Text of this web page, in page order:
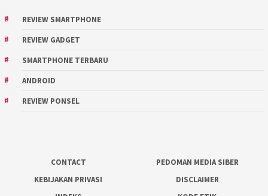
REVIEW SMARTPHONE
REVIEW GADGET
SMARTPHONE TERBARU
ANDROID
REVIEW PONSEL
CONTACT
PEDOMAN MEDIA SIBER
KEBIJAKAN PRIVASI
DISCLAIMER